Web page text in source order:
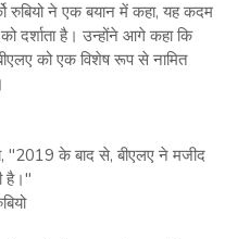
रुबियो ने एक बयान में कहा, यह कदम
दर्शाता है। उन्होंने आगे कहा कि
को एक विशेष रूप से नामित
"2019 के बाद से, बीएलए ने मजीद
है।"